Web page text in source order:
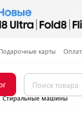
карты
Стиральные машины